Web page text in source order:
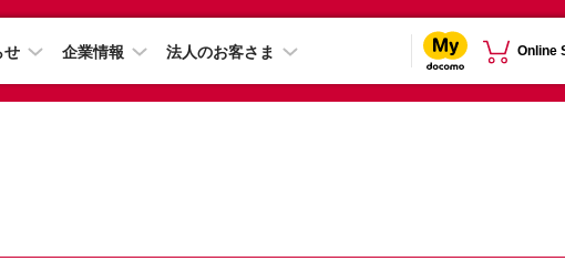
せ 企業情報 法人のお客さま Online